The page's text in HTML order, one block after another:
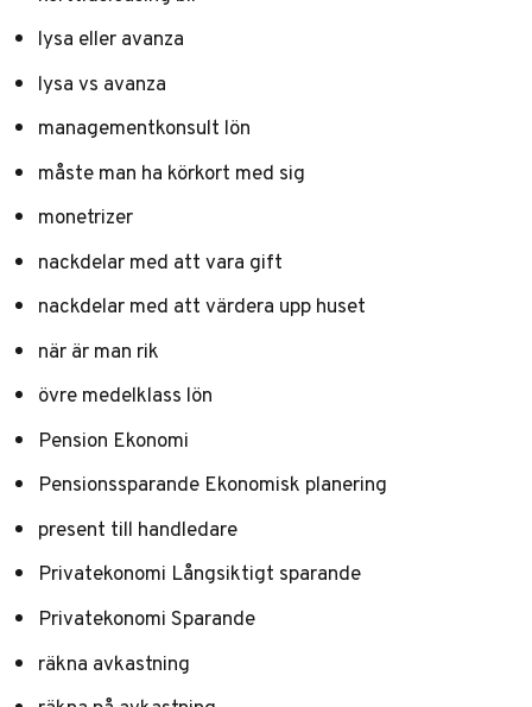
lysa eller avanza
lysa vs avanza
managementkonsult lön
måste man ha körkort med sig
monetrizer
nackdelar med att vara gift
nackdelar med att värdera upp huset
när är man rik
övre medelklass lön
Pension Ekonomi
Pensionssparande Ekonomisk planering
present till handledare
Privatekonomi Långsiktigt sparande
Privatekonomi Sparande
räkna avkastning